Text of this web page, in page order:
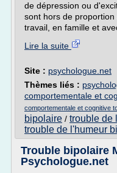
de dépression ou
sont hors de
travail, en famille et
Lire la suite
Site : psychologue.net
Thèmes liés :
comportementale et
comportementale et cognitive
bipolaire / trouble de
trouble de l'humeur
Trouble bipolaire
Psychologue.net